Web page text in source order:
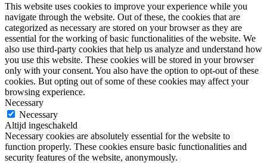
This website uses cookies to improve your experience while you
navigate through the website. Out of these, the cookies that are
categorized as necessary are stored on your browser as they are
essential for the working of basic functionalities of the website. We
also use third-party cookies that help us analyze and understand how
you use this website. These cookies will be stored in your browser
only with your consent. You also have the option to opt-out of these
cookies. But opting out of some of these cookies may affect your
browsing experience.
Necessary
Necessary
Altijd ingeschakeld
Necessary cookies are absolutely essential for the website to
function properly. These cookies ensure basic functionalities and
security features of the website, anonymously.